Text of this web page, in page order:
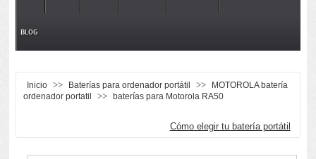
BLOG
Inicio >> Baterías para ordenador portátil >>
MOTOROLA batería
ordenador portatil
>> baterías para Motorola RA50
Cómo elegir tu batería portátil